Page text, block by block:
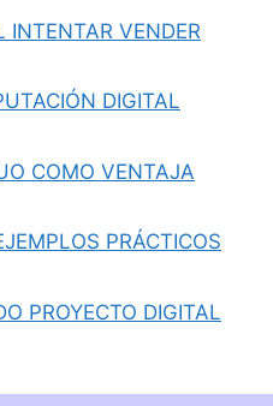
INTENTAR VENDER
DIGITAL
COMO VENTAJA
PRÁCTICOS
PROYECTO DIGITAL